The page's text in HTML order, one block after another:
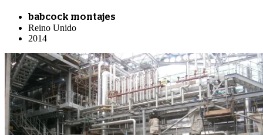
babcock montajes
Reino Unido
2014